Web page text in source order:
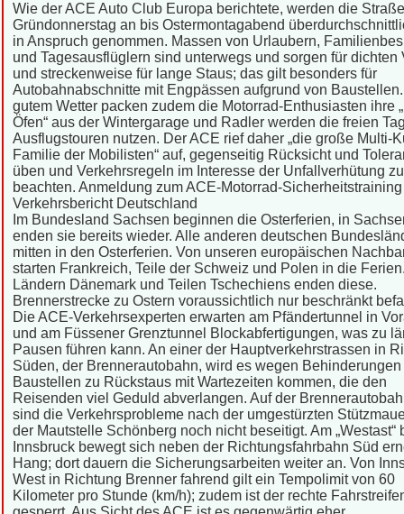
Wie der ACE Auto Club Europa berichtete, werden die
Gründonnerstag an bis Ostermontagabend
in Anspruch genommen. Massen von Urlaubern,
und Tagesausflüglern sind unterwegs und sorgen für dichten
und streckenweise für lange Staus; das gilt besonders für
Autobahnabschnitte mit Engpässen aufgrund von
gutem Wetter packen zudem die Motorrad-Enthusiasten ihre
Öfen“ aus der Wintergarage und Radler werden die freien
Ausflugstouren nutzen. Der ACE rief daher „die große Multi-
Familie der Mobilisten“ auf, gegenseitig Rücksicht und
üben und Verkehrsregeln im Interesse der Unfallverhütung zu
beachten. Anmeldung zum ACE-Motorrad-Sicherheitstraining
Verkehrsbericht Deutschland
Im Bundesland Sachsen beginnen die Osterferien, in
enden sie bereits wieder. Alle anderen deutschen
mitten in den Osterferien. Von unseren europäischen
starten Frankreich, Teile der Schweiz und Polen in die
Ländern Dänemark und Teilen Tschechiens enden diese.
Brennerstrecke zu Ostern voraussichtlich nur beschränkt
Die ACE-Verkehrsexperten erwarten am Pfändertunnel in
und am Füssener Grenztunnel Blockabfertigungen, was zu
Pausen führen kann. An einer der Hauptverkehrstrassen in
Süden, der Brennerautobahn, wird es wegen
Baustellen zu Rückstaus mit Wartezeiten kommen, die den
Reisenden viel Geduld abverlangen. Auf der
sind die Verkehrsprobleme nach der umgestürzten
der Mautstelle Schönberg noch nicht beseitigt. Am „Westast“
Innsbruck bewegt sich neben der Richtungsfahrbahn Süd
Hang; dort dauern die Sicherungsarbeiten weiter an. Von
West in Richtung Brenner fahrend gilt ein Tempolimit von 60
Kilometer pro Stunde (km/h); zudem ist der rechte